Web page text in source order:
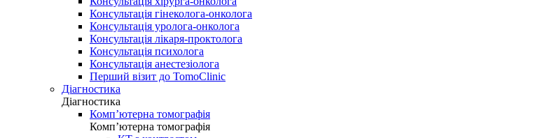
Консультація гінеколога-онколога
Консультація уролога-онколога
Консультація лікаря-проктолога
Консультація психолога
Консультація анестезіолога
Перший візит до TomoClinic
Діагностика
Діагностика
Комп’ютерна томографія
Комп’ютерна томографія